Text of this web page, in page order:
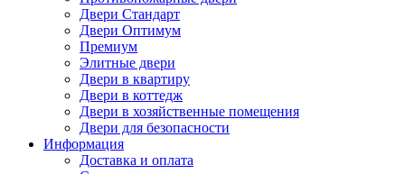
Двери Стандарт
Двери Оптимум
Премиум
Элитные двери
Двери в квартиру
Двери в коттедж
Двери в хозяйственные помещения
Двери для безопасности
Информация
Доставка и оплата